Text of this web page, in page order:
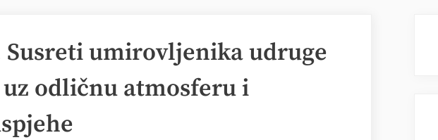
Susreti umirovljenika udruge
odličnu atmosferu i